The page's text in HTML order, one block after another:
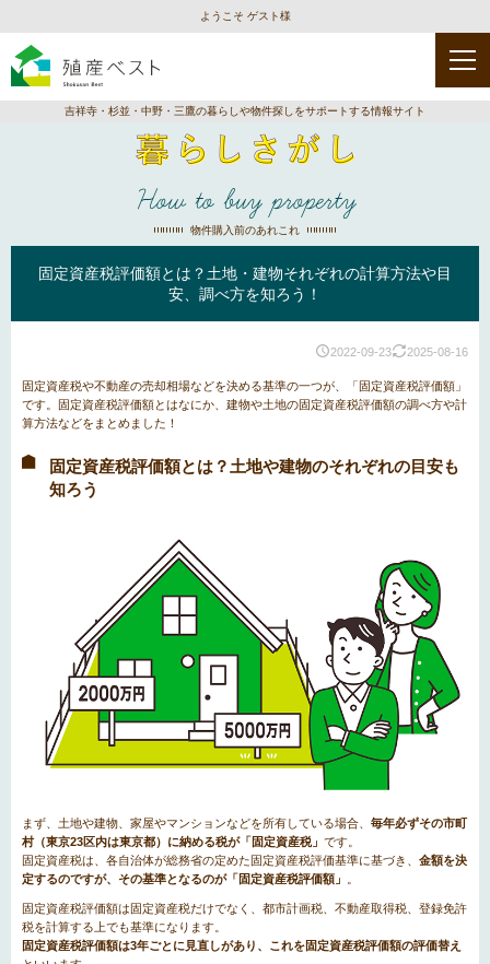
ようこそ ゲスト様
吉祥寺・杉並・中野・三鷹の暮らしや物件探しをサポートする情報サイト
How to buy property
物件購入前のあれこれ
固定資産税評価額とは？土地・建物それぞれの計算方法や目
安、調べ方を知ろう！
2022-09-23 2025-08-16
固定資産税や不動産の売却相場などを決める基準の一つが、「固定資産税評価額」
です。固定資産税評価額とはなにか、建物や土地の固定資産税評価額の調べ方や計
算方法などをまとめました！
固定資産税評価額とは？土地や建物のそれぞれの目安も
知ろう
まず、土地や建物、家屋やマンションなどを所有している場合、 毎年必ずその市町
村（東京23区内は東京都）に納める税が「固定資産税」 です。
固定資産税は、各自治体が総務省の定めた固定資産税評価基準に基づき、 金額を決
定するのですが、その基準となるのが「固定資産税評価額」
。
固定資産税評価額は固定資産税だけでなく、都市計画税、不動産取得税、登録免許
税を計算する上でも基準になります。
固定資産税評価額は3年ごとに見直しがあり、これを固定資産税評価額の評価替え